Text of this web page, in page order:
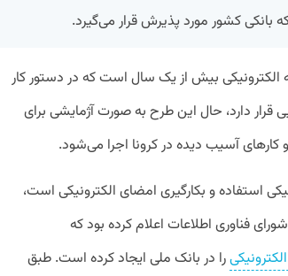
بانکی کشور مورد پذیرش قرار می‌گیرد.
بیش از یک سال است که در دستور کار
قرار دارد، حال این طرح به صورت آژمایشی برای
آسیب دیده در کرونا اجرا می‌شود.
استفاده و بکارگیری امضای الکترونیکی است،
فناوری اطلاعات اعلام کرده بود که
را در بانک ملی ایجاد کرده است. طبق